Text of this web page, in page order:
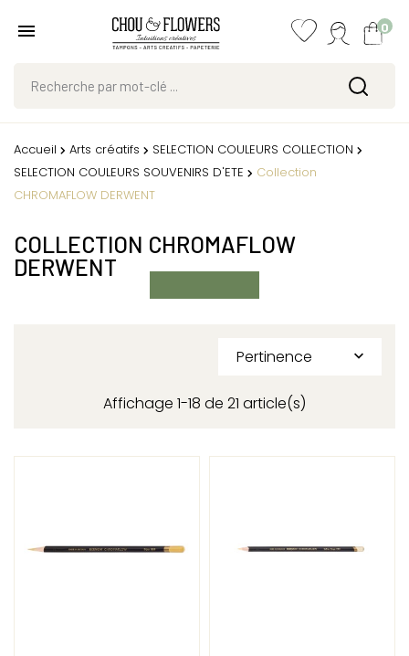
0
Accueil Arts créatifs
SELECTION COULEURS COLLECTION
SELECTION COULEURS SOUVENIRS D'ETE
Collection
CHROMAFLOW DERWENT
COLLECTION CHROMAFLOW
DERWENT
Pertinence 
Affichage 1-18 de 21 article(s)